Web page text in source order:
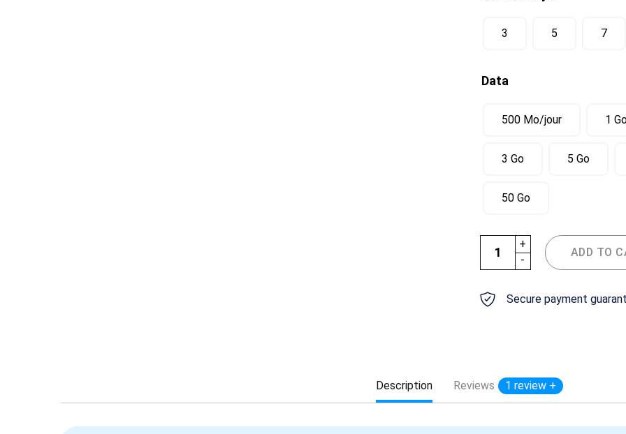
3 5 7
Data
500 Mo/jour 1
3 Go 5 Go
50 Go
quantité de Données fixes
ADD TO
Secure payment
Description Reviews 1 review +